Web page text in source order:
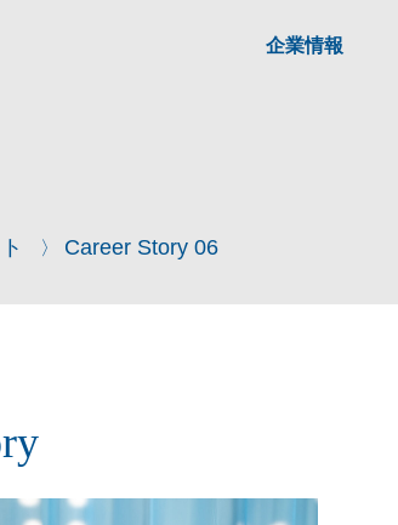
企業情報
〉 Career Story 06